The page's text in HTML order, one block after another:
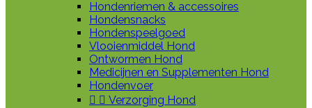
Hondenriemen & accessoires
Hondensnacks
Hondenspeelgoed
Vlooienmiddel Hond
Ontwormen Hond
Medicijnen en Supplementen Hond
Hondenvoer
  Verzorging Hond